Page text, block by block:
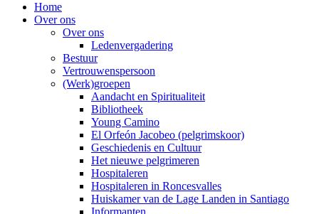
Home
Over ons
Over ons
Ledenvergadering
Bestuur
Vertrouwenspersoon
(Werk)groepen
Aandacht en Spiritualiteit
Bibliotheek
Young Camino
El Orfeón Jacobeo (pelgrimskoor)
Geschiedenis en Cultuur
Het nieuwe pelgrimeren
Hospitaleren
Hospitaleren in Roncesvalles
Huiskamer van de Lage Landen in Santiago
Informanten